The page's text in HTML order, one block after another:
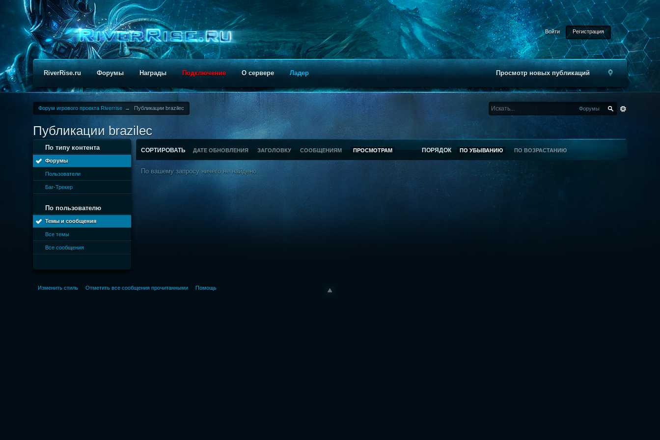
Войти Регистрация
Просмотр новых публикаций
RiverRise.ru Форумы Награды Подключение О сервере Ладер
Форум игрового проекта Riverrise → Публикации brazilec Форумы
Публикации brazilec
По типу контента
Форумы
Пользователи
Баг-Трекер
По пользователю
Темы и сообщения
Все темы
Все сообщения
СОРТИРОВАТЬ ДАТЕ ОБНОВЛЕНИЯ ЗАГОЛОВКУ СООБЩЕНИЯМ ПРОСМОТРАМ ПОРЯДОК ПО УБЫВАНИЮ ПО ВОЗРАСТАНИЮ
По вашему запросу ничего не найдено.
Изменить стиль Отметить все сообщения прочитанными Помощь